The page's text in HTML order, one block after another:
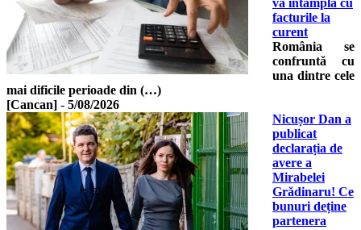
va întâmpla cu
facturile la
curent
România se
confruntă cu
una dintre cele
mai dificile perioade din (…)
[Cancan] - 5/08/2026
Nicușor Dan a
publicat
declarația de
avere a
Mirabelei
Grădinaru! Ce
bunuri deține
partenera